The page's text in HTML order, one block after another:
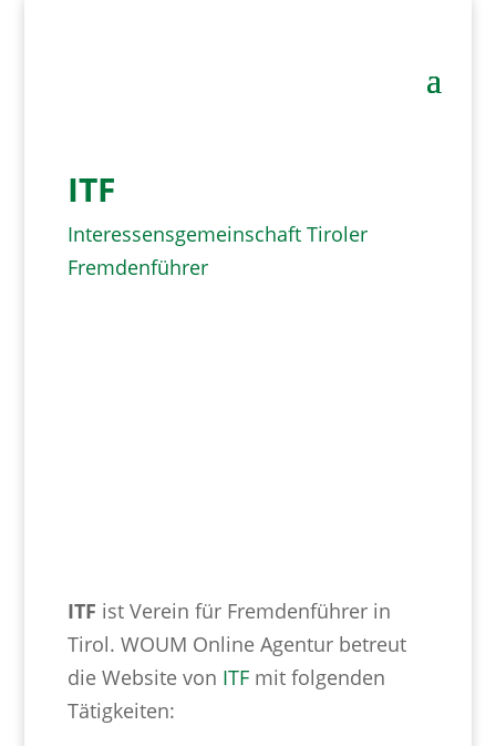
ITF
Interessensgemeinschaft Tiroler
Fremdenführer
ITF ist Verein für Fremdenführer in
Tirol. WOUM Online Agentur betreut
die Website von ITFmit folgenden
Tätigkeiten: